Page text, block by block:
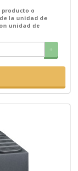
producto o
la unidad de
unidad de
+